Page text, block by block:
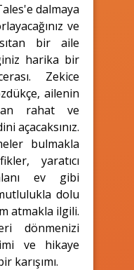
dalmaya
ve
bir aile
harika bir
Zekice
ailenin
rahat ve
açacaksınız.
bulmakla
yaratıcı
ev gibi
dolu
atmakla ilgili.
dönmenizi
ve hikaye
karışımı.